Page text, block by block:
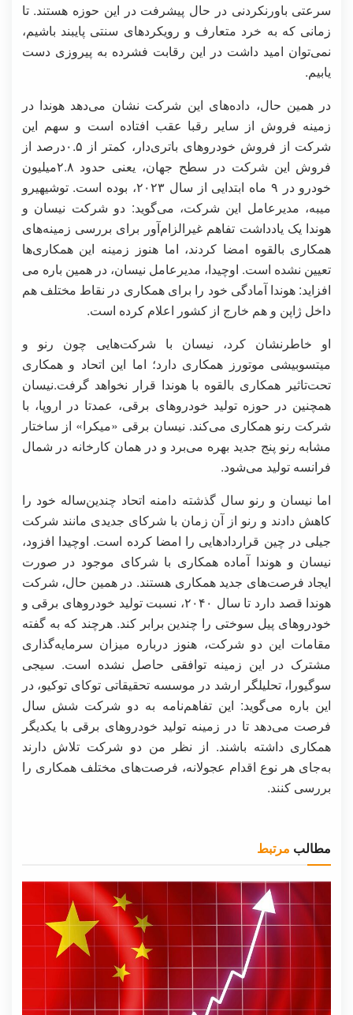
سرعتی باورنکردنی در حال پیشرفت در این حوزه هستند. تا
زمانی که به خرد متعارف و رویکردهای سنتی پایبند باشیم،
نمی‌توان امید داشت در این رقابت فشرده به پیروزی دست
یابیم.
در همین حال، داده‌های این شرکت نشان می‌دهد هوندا در
زمینه فروش از سایر رقبا عقب ‌افتاده است و سهم این
شرکت از فروش خودروهای باتری‌دار، کمتر از ۰.۵درصد از
فروش این شرکت در سطح جهان، یعنی حدود ۲.۸میلیون
خودرو در ۹ ماه ابتدایی از سال ۲۰۲۳، بوده است. توشیهیرو
میبه، مدیرعامل این شرکت، می‌گوید: دو شرکت نیسان و
هوندا یک یادداشت تفاهم غیرالزام‌آور برای بررسی زمینه‌های
همکاری بالقوه امضا کردند، اما هنوز زمینه این همکاری‌ها
تعیین نشده است. اوچیدا، مدیرعامل نیسان، در همین باره می
افزاید: هوندا آمادگی خود را برای همکاری در نقاط مختلف هم
داخل ژاپن و هم خارج از کشور اعلام کرده است.
او خاطرنشان کرد، نیسان با شرکت‌هایی چون رنو و
میتسوبیشی موتورز همکاری دارد؛ اما این اتحاد و همکاری
تحت‌تاثیر همکاری بالقوه با هوندا قرار نخواهد گرفت.نیسان
همچنین در حوزه تولید خودروهای برقی، عمدتا در اروپا، با
شرکت رنو همکاری می‌کند. نیسان برقی «میکرا» از ساختار
مشابه رنو پنج جدید بهره می‌برد و در همان کارخانه در شمال
فرانسه تولید می‌شود.
اما نیسان و رنو سال گذشته دامنه اتحاد چندین‌ساله خود را
کاهش دادند و رنو از آن زمان با شرکای جدیدی مانند شرکت
جیلی در چین قراردادهایی را امضا کرده است. اوچیدا افزود،
نیسان و هوندا آماده همکاری با شرکای موجود در صورت
ایجاد فرصت‌های جدید همکاری هستند. در همین حال، شرکت
هوندا قصد دارد تا سال ۲۰۴۰، نسبت تولید خودروهای برقی و
خودروهای پیل سوختی را چندین برابر کند. هرچند که به گفته
مقامات این دو شرکت، هنوز درباره میزان سرمایه‌گذاری
مشترک در این زمینه توافقی حاصل نشده است. سیجی
سوگیورا، تحلیلگر ارشد در موسسه تحقیقاتی توکای توکیو، در
این باره می‌گوید: این تفاهم‌نامه به دو شرکت شش سال
فرصت می‌دهد تا در زمینه تولید خودروهای برقی با یکدیگر
همکاری داشته باشند. از نظر من دو شرکت تلاش دارند
به‌جای هر نوع اقدام عجولانه، فرصت‌های مختلف همکاری را
بررسی کنند.
مطالب مرتبط